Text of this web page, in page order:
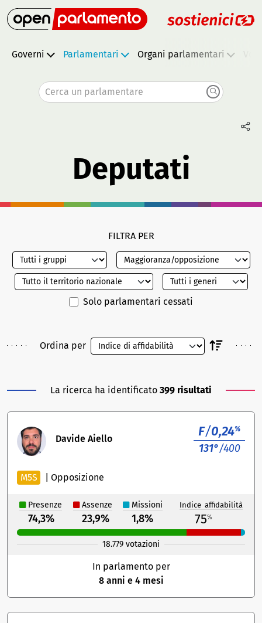
Governi Parlamentari Organi parlamentari
Cerca un parlamentare
Deputati
FILTRA PER
Solo parlamentari cessati
Ordina per
La ricerca ha identificato 399 risultati
Davide Aiello F/0,24%
131°/400
M5S |Opposizione
Presenze Assenze Missioni Indice affidabilità
74,3% 23,9% 1,8% 75%
18.779 votazioni
In parlamento per
8 anni e 4 mesi